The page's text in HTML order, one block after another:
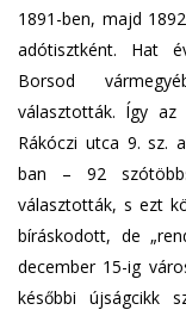
1891-ben, majd
adótisztként. Hat
Borsod
választották. Így az
Rákóczi utca 9. sz.
ban – 92
választották, s ezt
bíráskodott, de
december 15-ig
későbbi újságcikk